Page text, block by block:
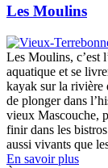
Les Moulins
Les Moulins, c’est
aquatique et se
kayak sur la rivière
de plonger dans
vieux Mascouche,
finir dans les
aussi vivants que
En savoir plus